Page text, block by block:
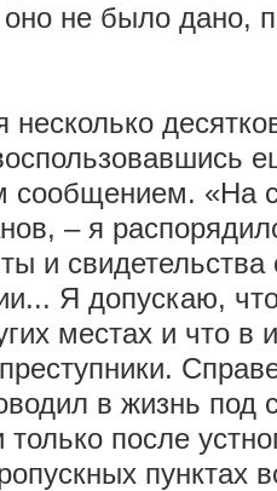
не было дано,
сообщением. «На
– я
и свидетельства
Я допускаю,
местах и что в
в жизнь под
только после
пунктах